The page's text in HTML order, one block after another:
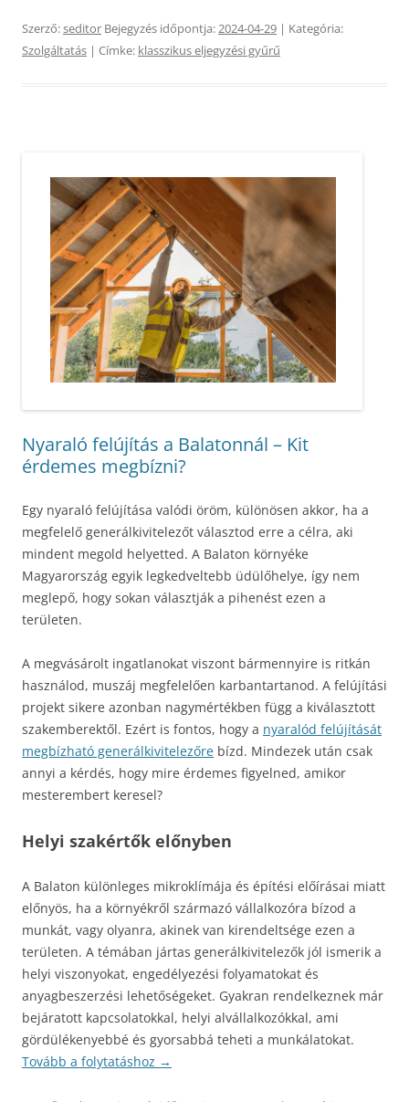
Szerző:seditor Bejegyzés időpontja:2024-04-29 | Kategória:
Szolgáltatás | Címke: klasszikus eljegyzési gyűrű
Nyaraló felújítás a Balatonnál – Kit
érdemes megbízni?
Egy nyaraló felújítása valódi öröm, különösen akkor, ha a
megfelelő generálkivitelezőt választod erre a célra, aki
mindent megold helyetted. A Balaton környéke
Magyarország egyik legkedveltebb üdülőhelye, így nem
meglepő, hogy sokan választják a pihenést ezen a
területen.
A megvásárolt ingatlanokat viszont bármennyire is ritkán
használod, muszáj megfelelően karbantartanod. A felújítási
projekt sikere azonban nagymértékben függ a kiválasztott
szakemberektől. Ezért is fontos, hogy a nyaralód felújítását
megbízható generálkivitelezőre bízd. Mindezek után csak
annyi a kérdés, hogy mire érdemes figyelned, amikor
mesterembert keresel?
Helyi szakértők előnyben
A Balaton különleges mikroklímája és építési előírásai miatt
előnyös, ha a környékről származó vállalkozóra bízod a
munkát, vagy olyanra, akinek van kirendeltsége ezen a
területen. A témában jártas generálkivitelezők jól ismerik a
helyi viszonyokat, engedélyezési folyamatokat és
anyagbeszerzési lehetőségeket. Gyakran rendelkeznek már
bejáratott kapcsolatokkal, helyi alvállalkozókkal, ami
gördülékenyebbé és gyorsabbá teheti a munkálatokat.
Tovább a folytatáshoz →